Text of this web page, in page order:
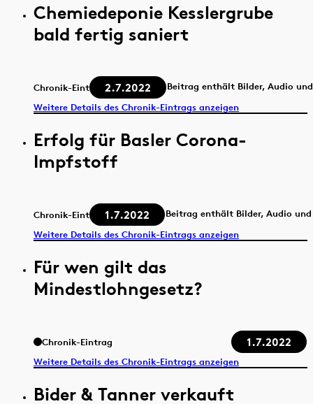
Chemiedeponie Kesslergrube
bald fertig saniert
Chronik-Eintrag 2.7.2022
Beitrag enthält Bilder, Audio
Weitere Details des Chronik-Eintrags anzeigen
Erfolg für Basler Corona-
Impfstoff
Chronik-Eintrag 1.7.2022
Beitrag enthält Bilder, Audio und
Weitere Details des Chronik-Eintrags anzeigen
Für wen gilt das
Mindestlohngesetz?
Chronik-Eintrag 1.7.2022
Weitere Details des Chronik-Eintrags anzeigen
Bider & Tanner verkauft